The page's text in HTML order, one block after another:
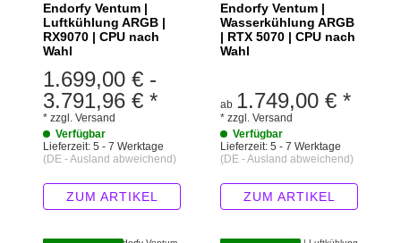
Endorfy Ventum |
Luftkühlung ARGB |
RX9070 | CPU nach
Wahl
1.699,00 € -
3.791,96 € *
* zzgl. Versand
Verfügbar
Lieferzeit: 5 - 7 Werktage
(DE - Ausland abweichend)
ZUM ARTIKEL
Endorfy Ventum |
Wasserkühlung ARGB
| RTX 5070 | CPU nach
Wahl
ab 1.749,00 € *
* zzgl. Versand
Verfügbar
Lieferzeit: 5 - 7 Werktage
(DE - Ausland abweichend)
ZUM ARTIKEL